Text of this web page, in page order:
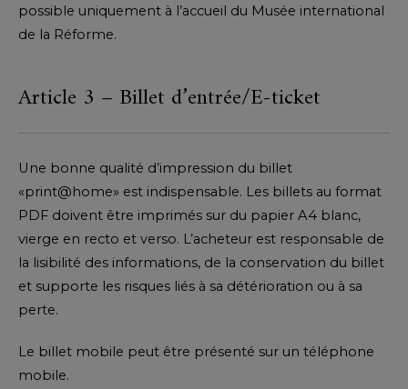
possible uniquement à l’accueil du Musée international
de la Réforme.
Article 3 – Billet d’entrée/E-ticket
Une bonne qualité d’impression du billet
«print@home» est indispensable. Les billets au format
PDF doivent être imprimés sur du papier A4 blanc,
vierge en recto et verso. L’acheteur est responsable de
la lisibilité des informations, de la conservation du billet
et supporte les risques liés à sa détérioration ou à sa
perte.
Le billet mobile peut être présenté sur un téléphone
mobile.